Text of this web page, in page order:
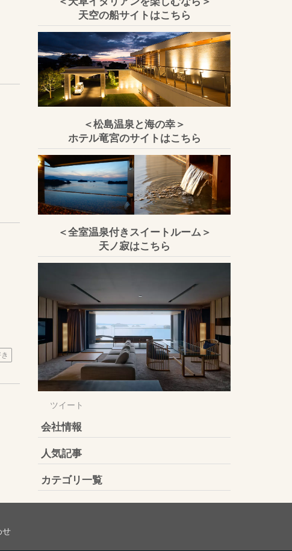
天空の船サイトはこちら
＜松島温泉と海の幸＞
ホテル竜宮のサイトはこちら
＜全室温泉付きスイートルーム＞
天ノ寂はこちら
ツイート
会社情報
人気記事
カテゴリ一覧
せ